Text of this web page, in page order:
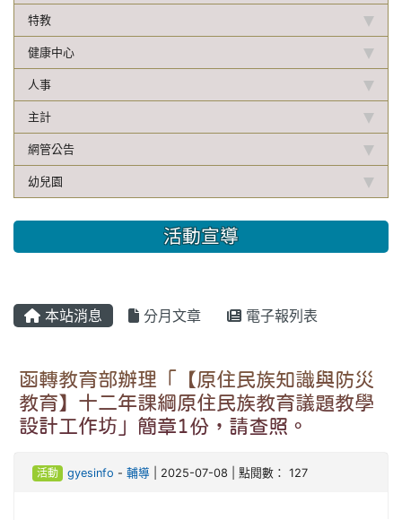
特教
健康中心
人事
主計
網管公告
幼兒園
活動宣導
本站消息 分月文章 電子報列表
函轉教育部辦理「【原住民族知識與防災
教育】十二年課綱原住民族教育議題教學
設計工作坊」簡章1份，請查照。
活動 gyesinfo - 輔導| 2025-07-08 | 點閱數： 127